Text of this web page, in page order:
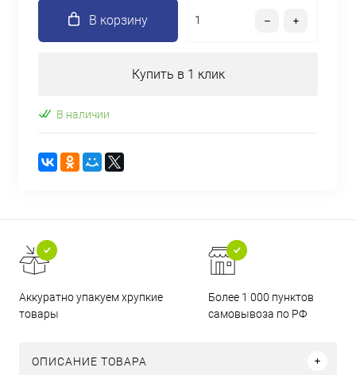
В корзину
Купить в 1 клик
В наличии
Аккуратно упакуем хрупкие
товары
Более 1 000 пунктов
самовывоза по РФ
ОПИСАНИЕ ТОВАРА